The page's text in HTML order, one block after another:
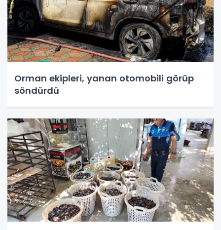
Orman ekipleri, yanan otomobili görüp
söndürdü